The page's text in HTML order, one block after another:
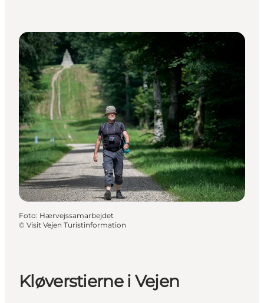
Foto: Hærvejssamarbejdet
© Visit Vejen Turistinformation
Kløverstierne i Vejen